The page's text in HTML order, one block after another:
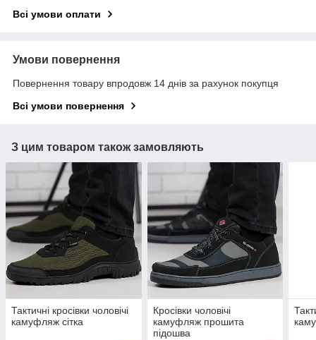
Всі умови оплати
Умови повернення
Повернення товару впродовж 14 днів за рахунок покупця
Всі умови повернення
З цим товаром також замовляють
Тактичні кросівки чоловічі
камуфляж сітка
Кросівки чоловічі
камуфляж прошита
підошва